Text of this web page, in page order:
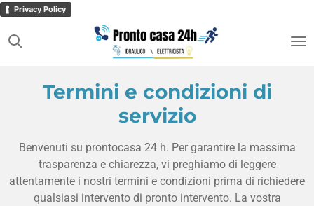
Privacy Policy
Vai
al
contenuto
Termini e condizioni di
servizio
Benvenuti su prontocasa 24 h. Per garantire la massima
trasparenza e chiarezza, vi preghiamo di leggere
attentamente i nostri termini e condizioni prima di richiedere
qualsiasi intervento di pronto intervento. La vostra